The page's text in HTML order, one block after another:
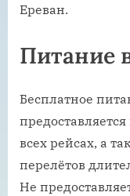
Ереван.
Питание
Бесплатное
всех рейсах, а
перелётов
Не